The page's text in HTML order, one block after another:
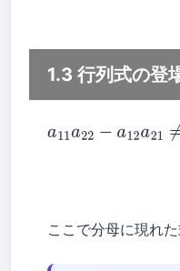
1.3 行列式の登
a11a22 −a12a21≠0
ここで分母に現れた